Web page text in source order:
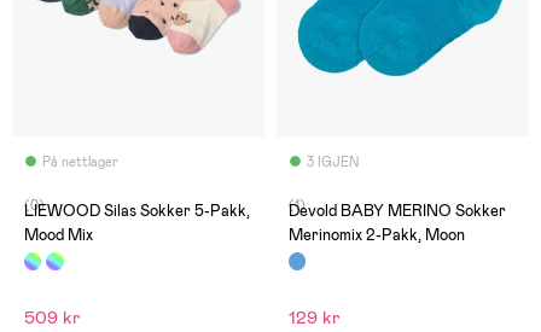
På nettlager
(0)
LIEWOOD Silas Sokker 5-Pakk,
Mood Mix
509 kr
3 IGJEN
(1)
Devold BABY MERINO Sokker
Merinomix 2-Pakk, Moon
129 kr